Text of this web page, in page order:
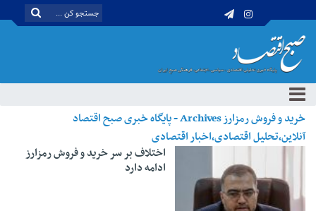
خرید و فروش رمزارز Archives - پایگاه خبری صبح اقتصاد
آنلاین،تحلیل اقتصادی،اخبار اقتصادی
اختلاف بر سر خرید و فروش رمزارز
ادامه دارد